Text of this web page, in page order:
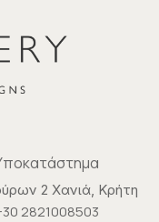
2 Χανιά, Κρήτη
2821008503